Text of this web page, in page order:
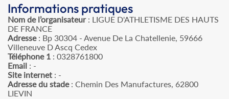
Informations pratiques
Nom de l’organisateur: LIGUE D'ATHLETISME DES HAUTS
DE FRANCE
Adresse: Bp 30304 - Avenue De La Chatellenie, 59666
Villeneuve D Ascq Cedex
Téléphone 1 : 0328761800
Email : -
Site internet : -
Adresse du stade: Chemin Des Manufactures, 62800
LIEVIN